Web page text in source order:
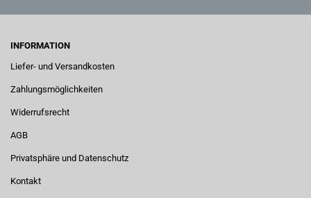
INFORMATION
Liefer- und Versandkosten
Zahlungsmöglichkeiten
Widerrufsrecht
AGB
Privatsphäre und Datenschutz
Kontakt